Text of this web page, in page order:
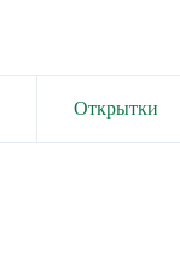
Открытки